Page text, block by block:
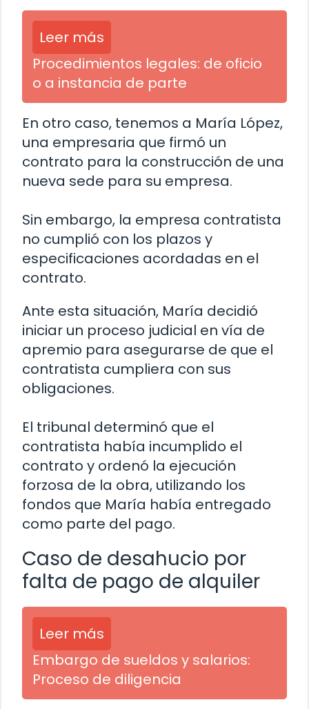
Leer más
Procedimientos legales: de oficio
o a instancia de parte
En otro caso, tenemos a María López,
una empresaria que firmó un
contrato para la construcción de una
nueva sede para su empresa.
Sin embargo, la empresa contratista
no cumplió con los plazos y
especificaciones acordadas en el
contrato.
Ante esta situación, María decidió
iniciar un proceso judicial en vía de
apremio para asegurarse de que el
contratista cumpliera con sus
obligaciones.
El tribunal determinó que el
contratista había incumplido el
contrato y ordenó la ejecución
forzosa de la obra, utilizando los
fondos que María había entregado
como parte del pago.
Caso de desahucio por
falta de pago de alquiler
Leer más
Embargo de sueldos y salarios:
Proceso de diligencia